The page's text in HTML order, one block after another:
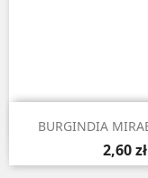
 Aperçu
BURGINDIA
2,60 zł